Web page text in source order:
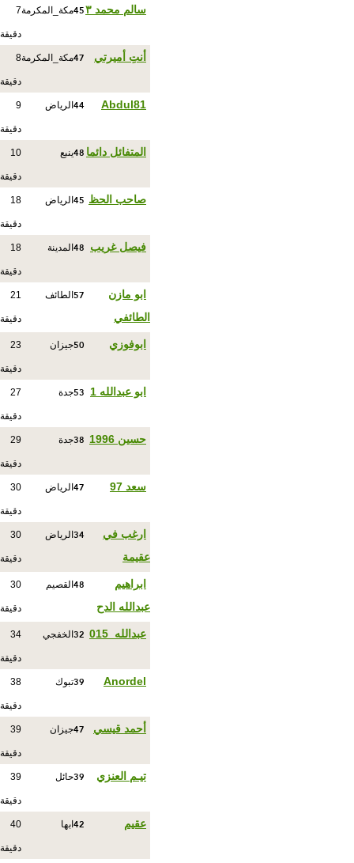
سالم محمد ٣ 45مكة_المكرمة7
دقيقة
أنتِ أميرتي 47مكة_المكرمة8
دقيقة
Abdul81
44 الرياض 9
دقيقة
المتفائل دائما 48ينبع 10
دقيقة
صاحب الحظ 45 الرياض 18
دقيقة
فيصل غريب 48 المدينة 18
دقيقة
ابو مازن
الطائفي
57 الطائف 21
دقيقة
ابوفوزي 50جيزان 23
دقيقة
ابو عبدالله 1 53جدة 27
دقيقة
حسين 1996 38جدة 29
دقيقة
سعد 97 47 الرياض 30
دقيقة
ارغب في
عقيمة
34 الرياض 30
دقيقة
ابراهيم
عبدالله الدح
48 القصيم 30
دقيقة
عبدالله_015 32 الخفجي 34
دقيقة
Anordel
39تبوك 38
دقيقة
أحمد قيسي 47جيزان 39
دقيقة
تيـم العنزي 39حائل 39
دقيقة
عقيم 42 ابها 40
دقيقة